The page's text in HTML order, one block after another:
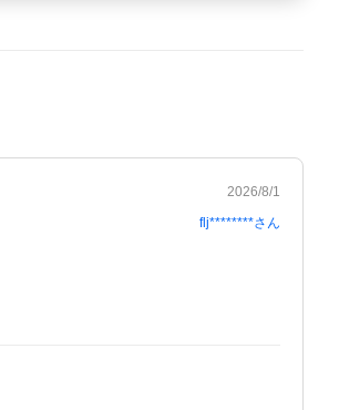
2026/8/1
flj********さん